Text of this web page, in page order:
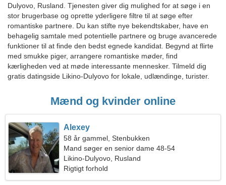
Dulyovo, Rusland. Tjenesten giver dig mulighed for at søge i en
stor brugerbase og oprette yderligere filtre til at søge efter
romantiske partnere. Du kan stifte nye bekendtskaber, have en
behagelig samtale med potentielle partnere og bruge avancerede
funktioner til at finde den bedst egnede kandidat. Begynd at flirte
med smukke piger, arrangere romantiske møder, find
kærligheden ved at møde interessante mennesker. Tilmeld dig
gratis datingside Likino-Dulyovo for lokale, udlændinge, turister.
Mænd og kvinder online
Alexey
58 år gammel, Stenbukken
Mand søger en senior dame 48-54
Likino-Dulyovo, Rusland
Rigtigt forhold